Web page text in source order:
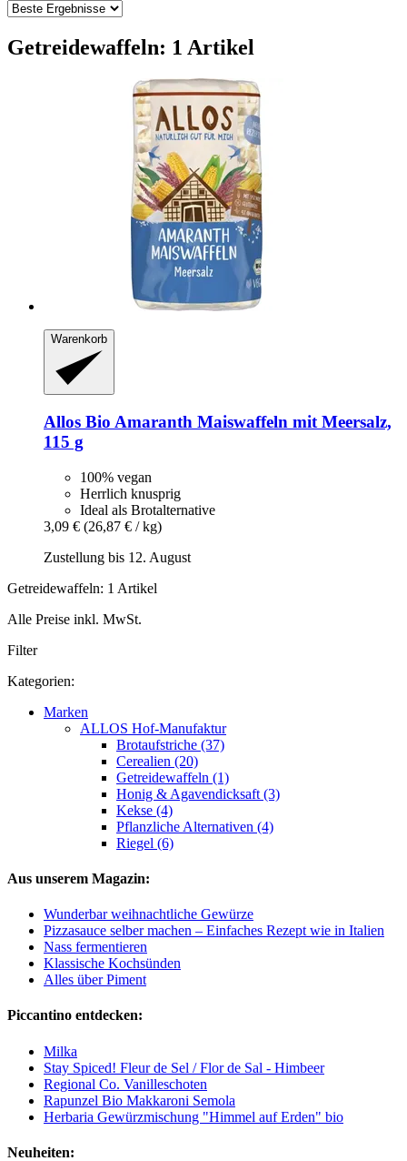
Getreidewaffeln: 1 Artikel
Warenkorb
Allos Bio Amaranth Maiswaffeln mit Meersalz,
115 g
100% vegan
Herrlich knusprig
Ideal als Brotalternative
3,09 € (26,87 € / kg)
Zustellung bis 12. August
Getreidewaffeln: 1 Artikel
Alle Preise inkl. MwSt.
Filter
Kategorien:
Marken
ALLOS Hof-Manufaktur
Brotaufstriche (37)
Cerealien (20)
Getreidewaffeln (1)
Honig & Agavendicksaft (3)
Kekse (4)
Pflanzliche Alternativen (4)
Riegel (6)
Aus unserem Magazin:
Wunderbar weihnachtliche Gewürze
Pizzasauce selber machen – Einfaches Rezept wie in Italien
Nass fermentieren
Klassische Kochsünden
Alles über Piment
Piccantino entdecken:
Milka
Stay Spiced! Fleur de Sel / Flor de Sal - Himbeer
Regional Co. Vanilleschoten
Rapunzel Bio Makkaroni Semola
Herbaria Gewürzmischung "Himmel auf Erden" bio
Neuheiten: